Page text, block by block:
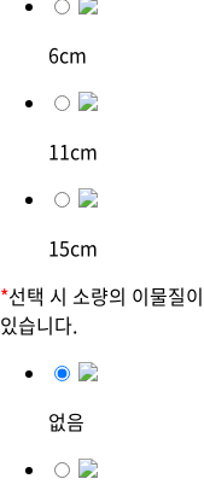
6cm
11cm
15cm
*선택 시 소량의 이물질
있습니다.
없음